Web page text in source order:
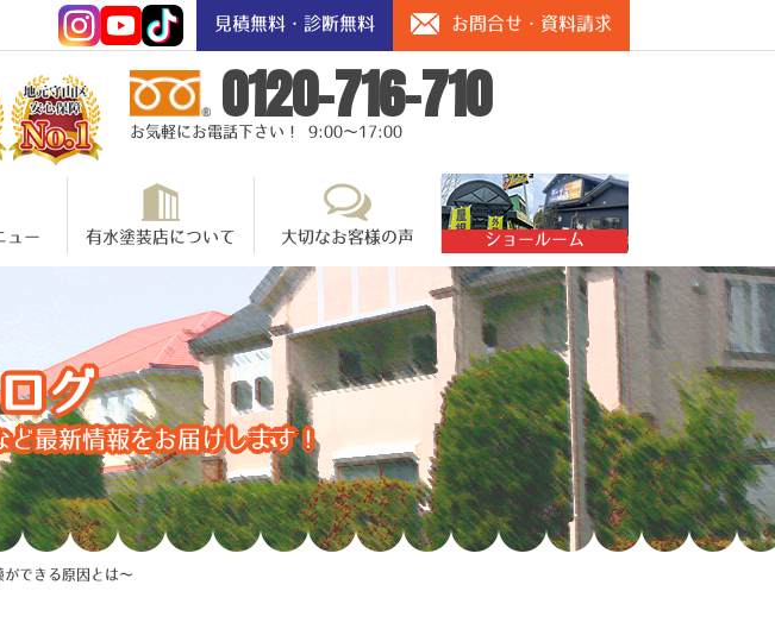
見積無料・診断無料 お問合せ・資料請求
0120-716-710
お気軽にお電話下さい！ 9:00～17:00
ュー 有水塗装店について 大切なお客様の声 ショールーム
グ
最新情報をお届けします！
ができる原因とは～